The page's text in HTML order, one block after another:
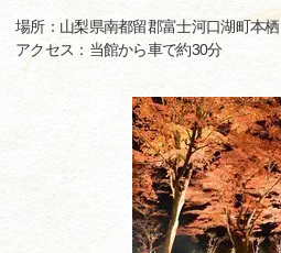
場所：山梨県南都留郡富士河口湖町本栖
アクセス：当館から車で約30分